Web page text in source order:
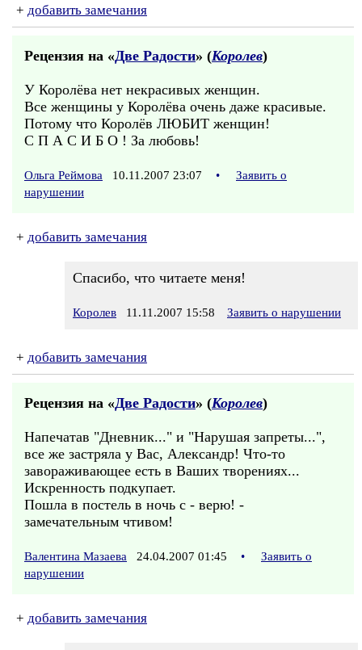
+ добавить замечания
Рецензия на «Две Радости» (Королев)
У Королёва нет некрасивых женщин.
Все женщины у Королёва очень даже красивые.
Потому что Королёв ЛЮБИТ женщин!
С П А С И Б О ! За любовь!
Ольга Реймова 10.11.2007 23:07 •
Заявить о
нарушении
+ добавить замечания
Спасибо, что читаете меня!
Королев 11.11.2007 15:58 Заявить о нарушении
+ добавить замечания
Рецензия на «Две Радости» (Королев)
Напечатав "Дневник..." и "Нарушая запреты...",
все же застряла у Вас, Александр! Что-то
завораживающее есть в Ваших творениях...
Искренность подкупает.
Пошла в постель в ночь с - верю! -
замечательным чтивом!
Валентина Мазаева 24.04.2007 01:45 •
Заявить о
нарушении
+ добавить замечания